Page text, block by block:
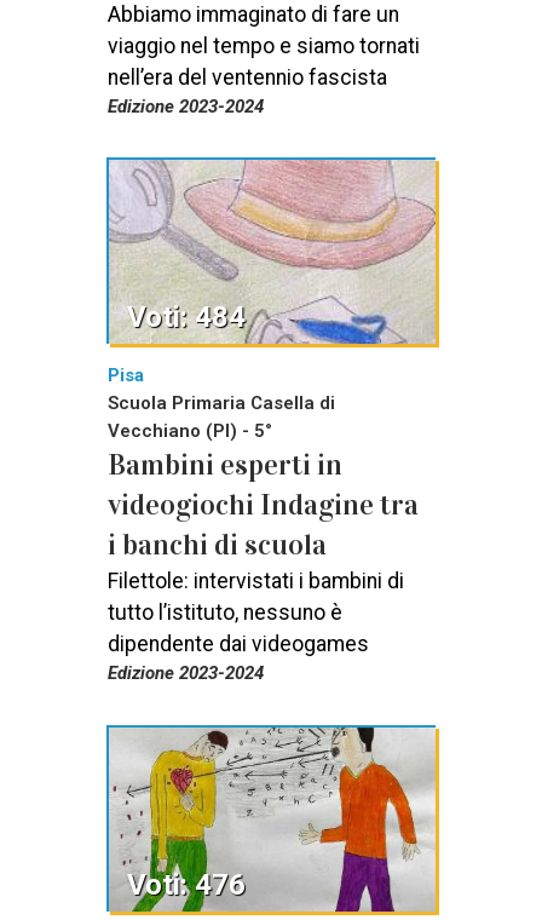
Abbiamo immaginato di fare un
viaggio nel tempo e siamo tornati
nell’era del ventennio fascista
Edizione 2023-2024
Pisa
Scuola Primaria Casella di
Vecchiano (PI) - 5°
Bambini esperti in
videogiochi Indagine tra
i banchi di scuola
Filettole: intervistati i bambini di
tutto l’istituto, nessuno è
dipendente dai videogames
Edizione 2023-2024
Voti: 484
Voti: 476